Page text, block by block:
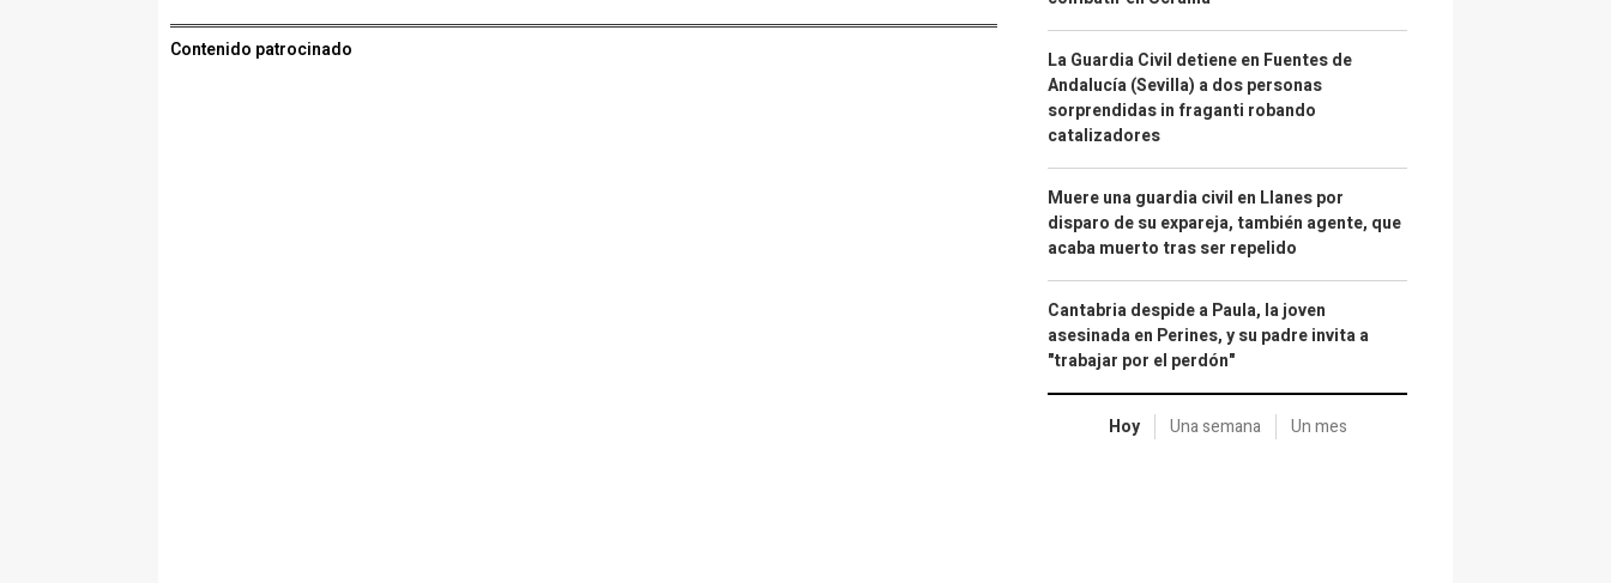
Contenido patrocinado
La Guardia Civil detiene en Fuentes de
Andalucía (Sevilla) a dos personas
sorprendidas in fraganti robando
catalizadores
Muere una guardia civil en Llanes por
disparo de su expareja, también agente, que
acaba muerto tras ser repelido
Cantabria despide a Paula, la joven
asesinada en Perines, y su padre invita a
"trabajar por el perdón"
Hoy Una semana Un mes